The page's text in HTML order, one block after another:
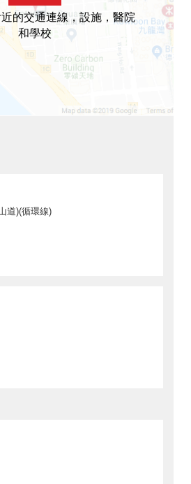
的交通連線，設施，醫院
和學校
道)(循環線)